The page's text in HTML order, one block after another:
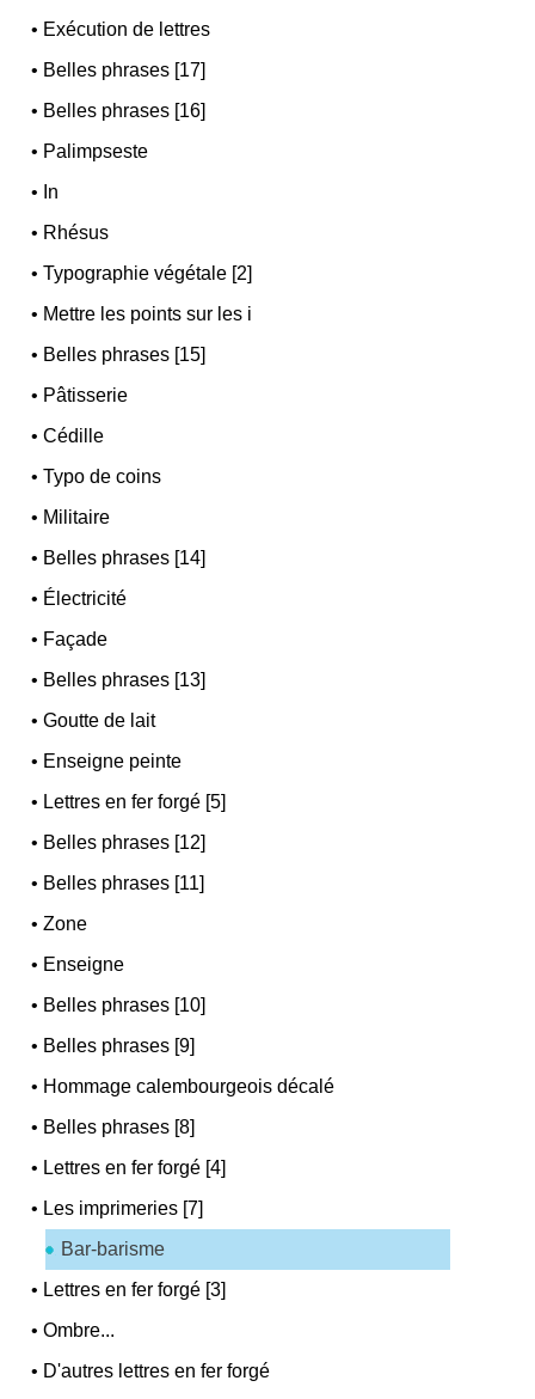
• Exécution de lettres
• Belles phrases [17]
• Belles phrases [16]
• Palimpseste
• In
• Rhésus
•Typographie végétale [2]
• Mettre les points sur les i
• Belles phrases [15]
• Pâtisserie
•Cédille
•Typo de coins
• Militaire
• Belles phrases [14]
• Électricité
• Façade
• Belles phrases [13]
•Goutte de lait
• Enseigne peinte
• Lettres en fer forgé [5]
• Belles phrases [12]
• Belles phrases [11]
•Zone
• Enseigne
• Belles phrases [10]
• Belles phrases [9]
• Hommage calembourgeois décalé
• Belles phrases [8]
• Lettres en fer forgé [4]
• Les imprimeries [7]
Bar-barisme
• Lettres en fer forgé [3]
•Ombre...
• D'autres lettres en fer forgé